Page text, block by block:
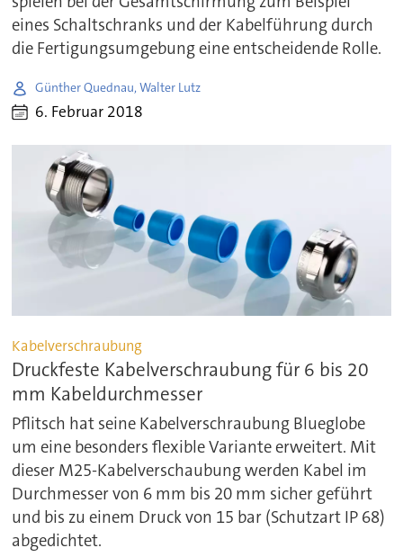
eines Schaltschranks und der Kabelführung durch
die Fertigungsumgebung eine entscheidende Rolle.
Günther Quednau, Walter Lutz
6. Februar 2018
Kabelverschraubung
Druckfeste Kabelverschraubung für 6 bis 20
mm Kabeldurchmesser
Pflitsch hat seine Kabelverschraubung Blueglobe
um eine besonders flexible Variante erweitert. Mit
dieser M25-Kabelverschaubung werden Kabel im
Durchmesser von 6 mm bis 20 mm sicher geführt
und bis zu einem Druck von 15 bar (Schutzart IP 68)
abgedichtet.